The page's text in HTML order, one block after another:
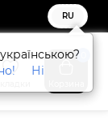
RU
Ні